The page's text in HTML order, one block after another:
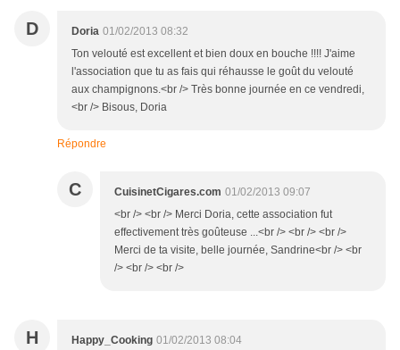
D Doria 01/02/2013 08:32
Ton velouté est excellent et bien doux en bouche !!!! J'aime
l'association que tu as fais qui réhausse le goût du velouté
aux champignons.<br /> Très bonne journée en ce vendredi,
<br /> Bisous, Doria
Répondre
C CuisinetCigares.com 01/02/2013 09:07
<br /> <br /> Merci Doria, cette association fut
effectivement très goûteuse ...<br /> <br /> <br />
Merci de ta visite, belle journée, Sandrine<br /> <br
/> <br /> <br />
H Happy_Cooking 01/02/2013 08:04